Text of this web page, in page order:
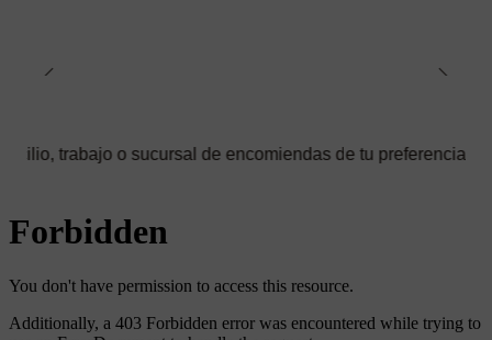
de encomiendas de tu preferencia ✅ Podrás